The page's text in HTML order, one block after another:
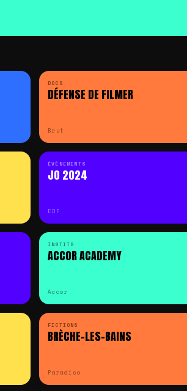
DOCS
DÉFENSE DE FILMER
Brut
ÉVÉNEMENTS
JO 2024
EDF
INSTITS
ACCOR ACADEMY
Accor
FICTIONS
BRÈCHE-LES-BAINS
Paradiso